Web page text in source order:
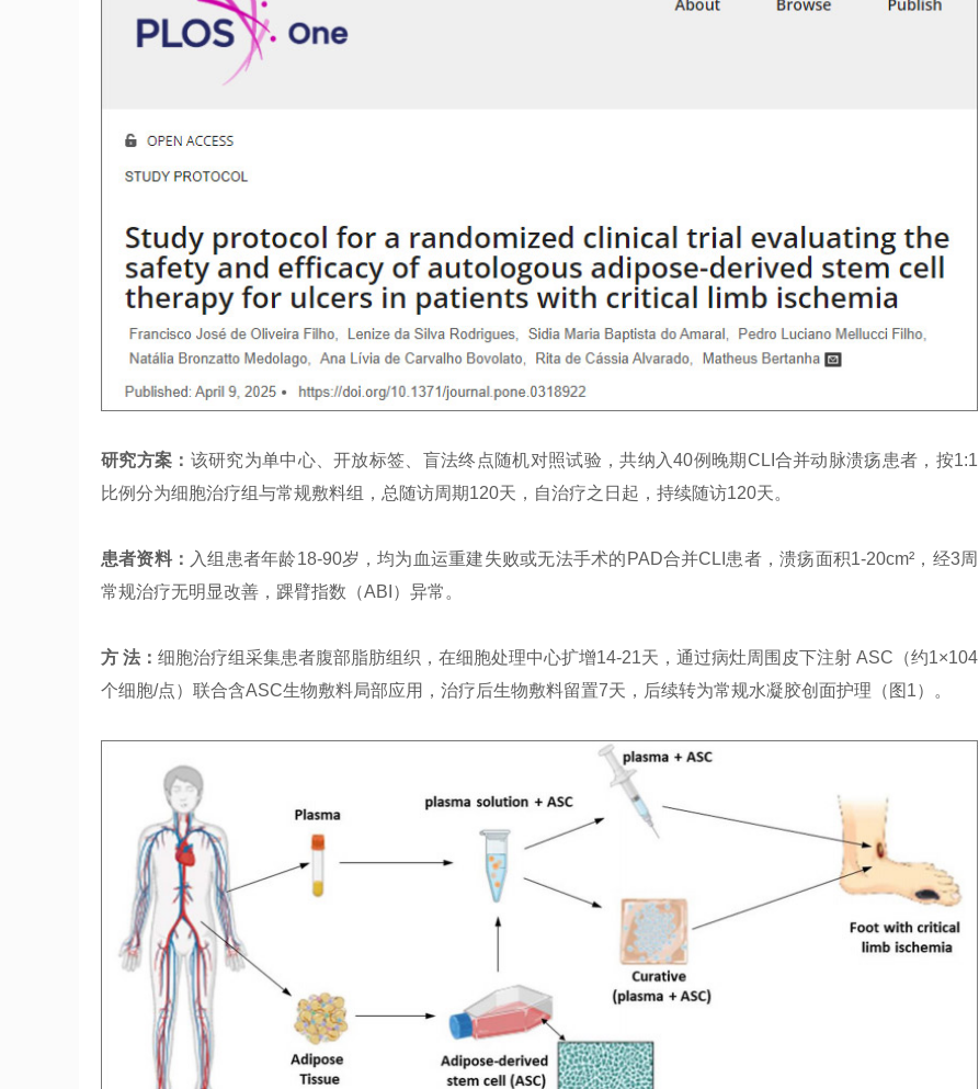
研究方案： 该研究为单中心、开放标签、盲法终点随机对照试验，共纳入40例晚期CLI合并动脉溃疡患者，按1:1
比例分为细胞治疗组与常规敷料组，总随访周期120天，自治疗之日起，持续随访120天。
患者资料： 入组患者年龄18-90岁，均为血运重建失败或无法手术的PAD合并CLI患者，溃疡面积1-20cm²，经3周
常规治疗无明显改善，踝臂指数（ABI）异常。
方 法： 细胞治疗组采集患者腹部脂肪组织，在细胞处理中心扩增14-21天，通过病灶周围皮下注射 ASC（约1×104
个细胞/点）联合含ASC生物敷料局部应用，治疗后生物敷料留置7天，后续转为常规水凝胶创面护理（图1）。